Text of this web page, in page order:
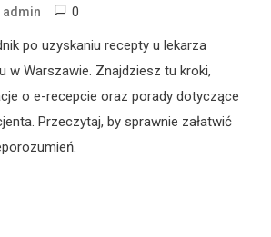
admin 0
po uzyskaniu recepty u lekarza
w Warszawie. Znajdziesz tu kroki,
o e-recepcie oraz porady dotyczące
Przeczytaj, by sprawnie załatwić